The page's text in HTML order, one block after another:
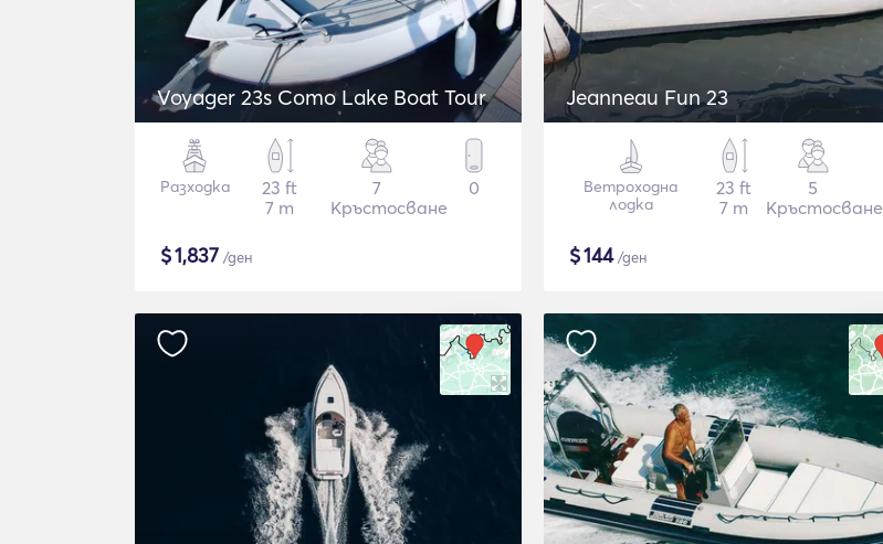
Voyager 23s Como Lake Boat Tour
Разходка
23 ft
7 m
7
Кръстосване
0
$1,837 /ден
Jeanneau Fun 23
Ветроходна
лодка
23 ft
7 m
5
Кръстосване
$144/ден